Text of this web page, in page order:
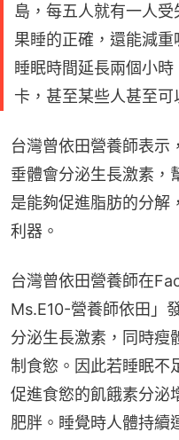
島，每五人就有一人
果睡的正確，還能減
睡眠時間延長兩個小
卡，甚至某些人甚至可
台灣曾依田營養師表示
垂體會分泌生長激素，
是能夠促進脂肪的分解
利器。
台灣曾依田營養師在
Ms.E10-營養師依田」
分泌生長激素，同時瘦
制食慾。因此若睡眠不
促進食慾的飢餓素分泌
肥胖。睡覺時人體持續